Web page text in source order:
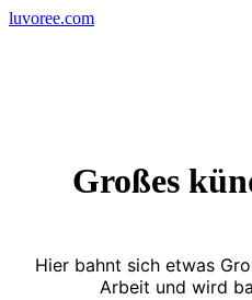
Skip
luvoree.com
Großes
Hier bahnt sich etwas
Arbeit und wird